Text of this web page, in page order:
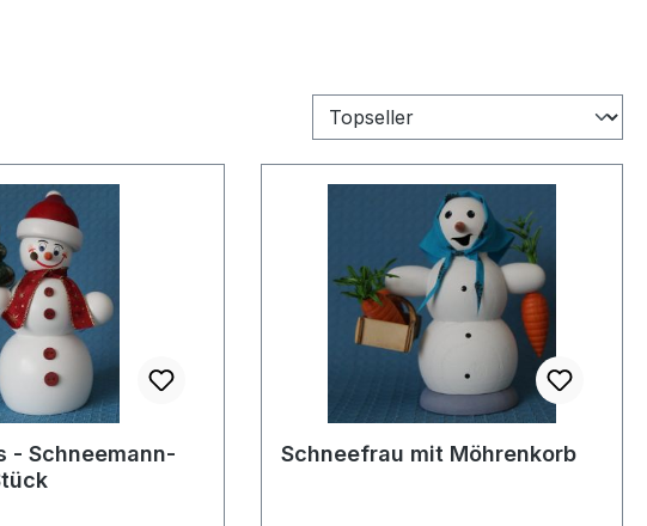
- Schneemann-
Schneefrau mit Möhrenkorb